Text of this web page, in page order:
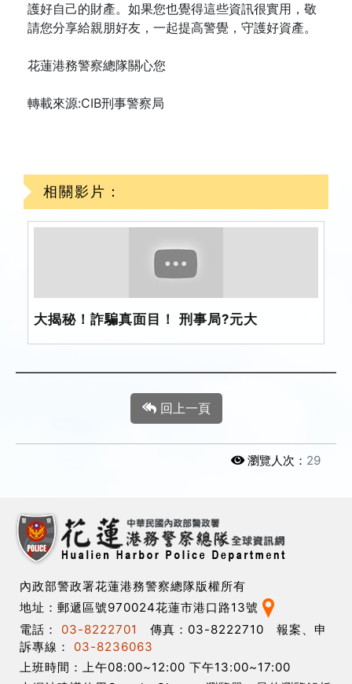
護好自己的財產。如果您也覺得這些資訊很實用，敬
請您分享給親朋好友，一起提高警覺，守護好資產。
花蓮港務警察總隊關心您
轉載來源:CIB刑事警察局
相關影片：
大揭秘！詐騙真面目！ 刑事局?元大
回上一頁
瀏覽人次： 29
內政部警政署花蓮港務警察總隊版權所有
地址：郵遞區號970024花蓮市港口路13號
電話：
03-8222701
傳真：03-8222710 報案、申
訴專線：
03-8236063
上班時間：上午08:00~12:00 下午13:00~17:00